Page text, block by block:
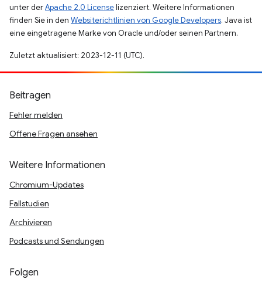
unter derApache 2.0 Licenselizenziert. Weitere Informationen
finden Sie in den Websiterichtlinien von Google Developers. Java ist
eine eingetragene Marke von Oracle und/oder seinen Partnern.
Zuletzt aktualisiert: 2023-12-11 (UTC).
Beitragen
Fehler melden
Offene Fragen ansehen
Weitere Informationen
Chromium-Updates
Fallstudien
Archivieren
Podcasts und Sendungen
Folgen